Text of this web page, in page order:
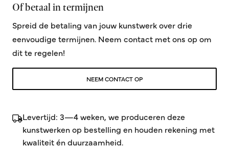
Of betaal in termijnen
Spreid de betaling van jouw kunstwerk over drie
eenvoudige termijnen. Neem contact met ons op om
dit te regelen!
NEEM CONTACT OP
Levertijd: 3—4 weken, we produceren deze
kunstwerken op bestelling en houden rekening met
kwaliteit én duurzaamheid.